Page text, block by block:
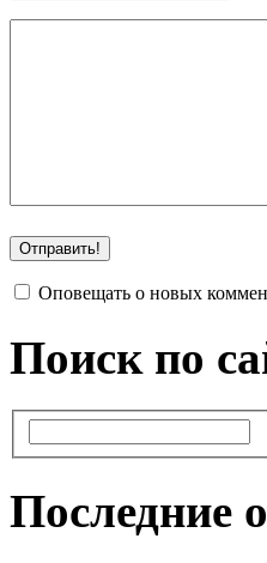
Оповещать о новых
Поиск по
Последние